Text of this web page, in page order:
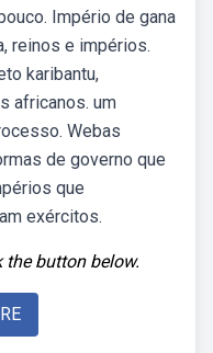
Império de gana
reinos e impérios.
karibantu,
africanos. um
Webas
de governo que
que
exércitos.
button below.